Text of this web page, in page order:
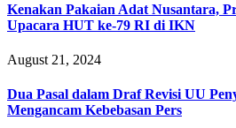
Kenakan Pakaian Adat Nusantara,
Upacara HUT ke-79 RI di IKN
August 21, 2024
Dua Pasal dalam Draf Revisi UU
Mengancam Kebebasan Pers